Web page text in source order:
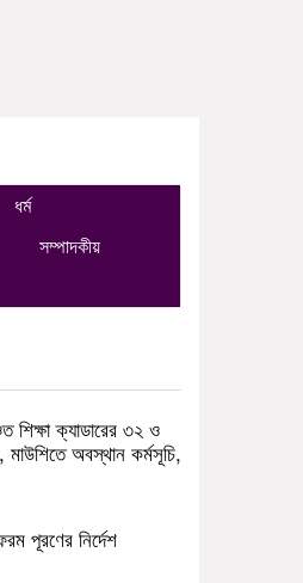
ধর্ম
সম্পাদকীয়
শিক্ষা ক্যাডারের ৩২ ও
অবস্থান কর্মসূচি,
পূরণের নির্দেশ